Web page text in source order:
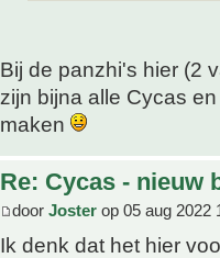
Bij de panzhi's hier (2
zijn bijna alle Cycas
maken
Re: Cycas - nieuw
door Joster op 05 aug 2022
Ik denk dat het hier